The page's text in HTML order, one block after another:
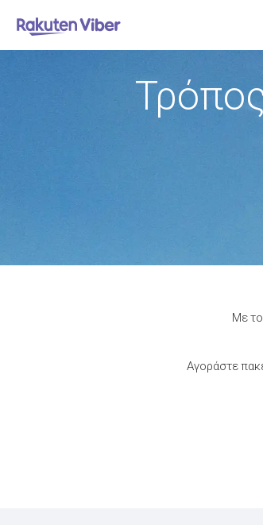
Με
Αγοράστε